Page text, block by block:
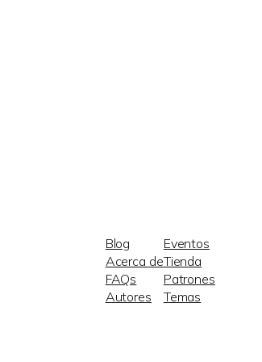
Blog
Acerca de
FAQs
Autores
Eventos
Tienda
Patrones
Temas